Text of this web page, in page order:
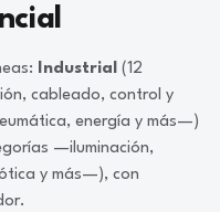
Industrial (12
cableado, control y
energía y más—)
—iluminación,
y más—), con